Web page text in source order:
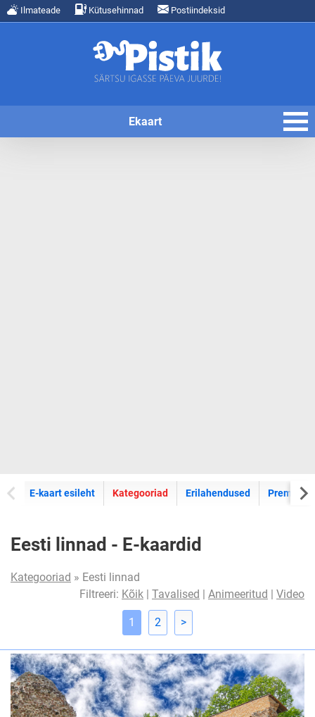
Ilmateade Kütusehinnad Postiindeksid
Ekaart
E-kaart esileht E-kaartide
Kategooriad Erilahendused Premium
Eesti linnad - E-kaardid
Kategooriad » Eesti linnad
Filtreeri: Kõik | Tavalised | Animeeritud | Video
1 2 >